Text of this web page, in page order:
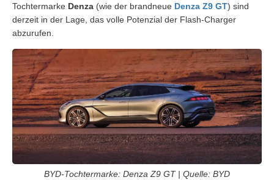
Tochtermarke Denza (wie der brandneue Denza Z9 GT) sind
derzeit in der Lage, das volle Potenzial der Flash-Charger
abzurufen.
BYD-Tochtermarke: Denza Z9 GT | Quelle: BYD